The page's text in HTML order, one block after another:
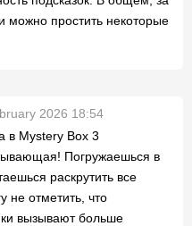
можно простить некоторые
2026 18:54
в Mystery Box 3
Погружаешься в
раскрутить все
не отметить, что
вызывают больше